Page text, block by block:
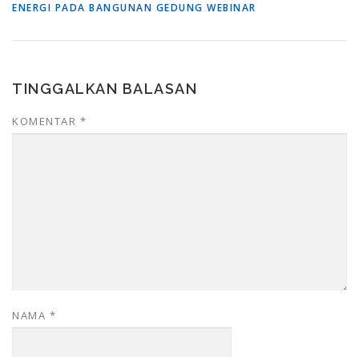
ENERGI PADA BANGUNAN GEDUNG WEBINAR
TINGGALKAN BALASAN
KOMENTAR *
NAMA *